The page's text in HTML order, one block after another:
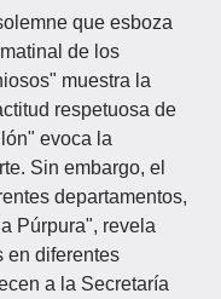
que esboza
de los
muestra la
respetuosa de
evoca la
Sin embargo, el
departamentos,
Púrpura", revela
en diferentes
a la Secretaría